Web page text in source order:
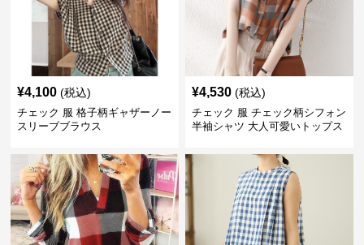
¥4,100 (税込)
チェック 服 格子柄ギャザーノー
スリーブブラウス
¥4,530 (税込)
チェック 服 チェック柄シフォン
半袖シャツ 大人可愛いトップス